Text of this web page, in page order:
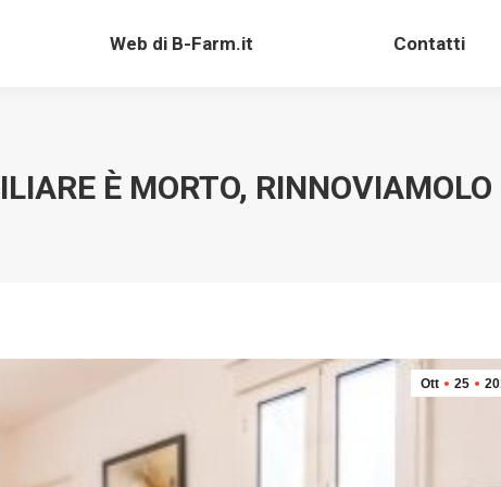
Web di B-Farm.it Contatti
È MORTO,
Ott 25
Web di B-Farm.it Contatti